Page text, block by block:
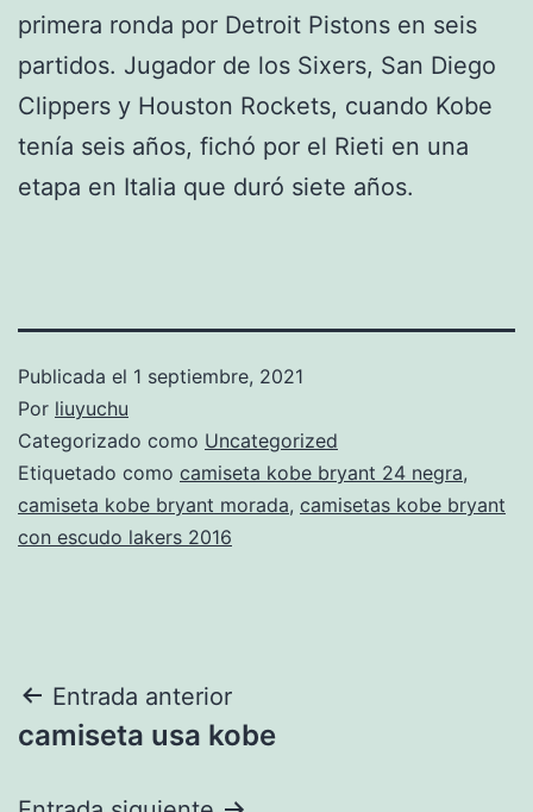
primera ronda por Detroit Pistons en seis
partidos. Jugador de los Sixers, San Diego
Clippers y Houston Rockets, cuando Kobe
tenía seis años, fichó por el Rieti en una
etapa en Italia que duró siete años.
Publicada el 1 septiembre, 2021
Por liuyuchu
Categorizado como Uncategorized
Etiquetado como camiseta kobe bryant 24 negra,
camiseta kobe bryant morada, camisetas kobe bryant
con escudo lakers 2016
Navegación
de
Entrada anterior
camiseta usa kobe